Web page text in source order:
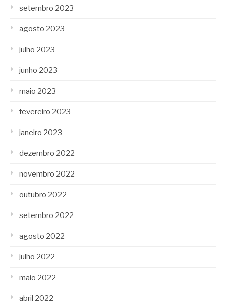
setembro 2023
agosto 2023
julho 2023
junho 2023
maio 2023
fevereiro 2023
janeiro 2023
dezembro 2022
novembro 2022
outubro 2022
setembro 2022
agosto 2022
julho 2022
maio 2022
abril 2022